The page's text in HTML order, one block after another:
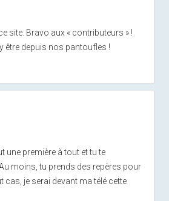
site. Bravo aux « contributeurs » !
être depuis nos pantoufles !
une première à tout et tu te
moins, tu prends des repères pour
cas, je serai devant ma télé cette